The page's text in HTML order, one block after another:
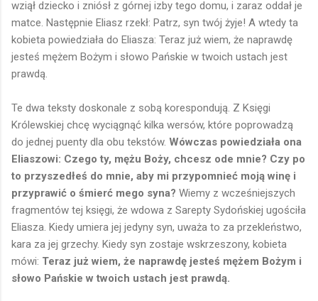
wziął dziecko i zniósł z górnej izby tego domu, i zaraz oddał je
matce. Następnie Eliasz rzekł: Patrz, syn twój żyje! A wtedy ta
kobieta powiedziała do Eliasza: Teraz już wiem, że naprawdę
jesteś mężem Bożym i słowo Pańskie w twoich ustach jest
prawdą.
Te dwa teksty doskonale z sobą korespondują. Z Księgi
Królewskiej chcę wyciągnąć kilka wersów, które poprowadzą
do jednej puenty dla obu tekstów. Wówczas powiedziała ona
Eliaszowi: Czego ty, mężu Boży, chcesz ode mnie? Czy po
to przyszedłeś do mnie, aby mi przypomnieć moją winę i
przyprawić o śmierć mego syna? Wiemy z wcześniejszych
fragmentów tej księgi, że wdowa z Sarepty Sydońskiej ugościła
Eliasza. Kiedy umiera jej jedyny syn, uważa to za przekleństwo,
kara za jej grzechy. Kiedy syn zostaje wskrzeszony, kobieta
mówi: Teraz już wiem, że naprawdę jesteś mężem Bożym i
słowo Pańskie w twoich ustach jest prawdą.